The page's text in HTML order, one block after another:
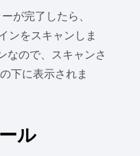
が完了したら、
ンをスキャンしま
なので、スキャンさ
下に表示されま
ル